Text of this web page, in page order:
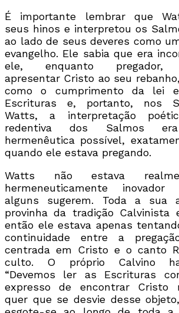
É importante lembrar que
seus hinos e interpretou os
ao lado de seus deveres como
evangelho. Ele sabia que era
ele, enquanto pregador,
apresentar Cristo ao seu
como o cumprimento da lei
Escrituras e, portanto, nos
Watts, a interpretação
redentiva dos Salmos
hermenêutica possível,
quando ele estava pregando.
Watts não estava
hermeneuticamente
alguns sugerem. Toda a sua
provinha da tradição Calvinista
então ele estava apenas
continuidade entre a
centrada em Cristo e o canto
culto. O próprio Calvino
“Devemos ler as Escrituras
expresso de encontrar Cristo
quer que se desvie desse